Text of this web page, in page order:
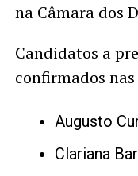
na Câmara dos
Candidatos a
confirmados
Augusto
Clariana